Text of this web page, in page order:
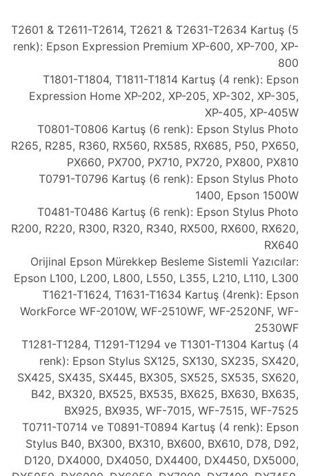
T2601 & T2611-T2614, T2621 & T2631-T2634 Kartuş (5
renk): Epson Expression Premium XP-600, XP-700, XP-
800
T1801-T1804, T1811-T1814 Kartuş (4 renk): Epson
Expression Home XP-202, XP-205, XP-302, XP-305,
XP-405, XP-405W
T0801-T0806 Kartuş (6 renk): Epson Stylus Photo
R265, R285, R360, RX560, RX585, RX685, P50, PX650,
PX660, PX700, PX710, PX720, PX800, PX810
T0791-T0796 Kartuş (6 renk): Epson Stylus Photo
1400, Epson 1500W
T0481-T0486 Kartuş (6 renk): Epson Stylus Photo
R200, R220, R300, R320, R340, RX500, RX600, RX620,
RX640
Orijinal Epson Mürekkep Besleme Sistemli Yazıcılar:
Epson L100, L200, L800, L550, L355, L210, L110, L300
T1621-T1624, T1631-T1634 Kartuş (4renk): Epson
WorkForce WF-2010W, WF-2510WF, WF-2520NF, WF-
2530WF
T1281-T1284, T1291-T1294 ve T1301-T1304 Kartuş (4
renk): Epson Stylus SX125, SX130, SX235, SX420,
SX425, SX435, SX445, BX305, SX525, SX535, SX620,
B42, BX320, BX525, BX535, BX625, BX630, BX635,
BX925, BX935, WF-7015, WF-7515, WF-7525
T0711-T0714 ve T0891-T0894 Kartuş (4 renk): Epson
Stylus B40, BX300, BX310, BX600, BX610, D78, D92,
D120, DX4000, DX4050, DX4400, DX4450, DX5000,